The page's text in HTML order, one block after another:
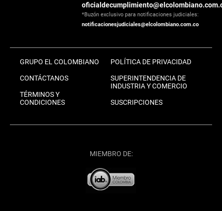
*Buzón exclusivo para notificaciones judiciales:
notificacionesjudiciales@elcolombiano.com.co
GRUPO EL COLOMBIANO
CONTÁCTANOS
TÉRMINOS Y
CONDICIONES
POLÍTICA DE PRIVACIDAD
SUPERINTENDENCIA DE
INDUSTRIA Y COMERCIO
SUSCRIPCIONES
MIEMBRO DE: